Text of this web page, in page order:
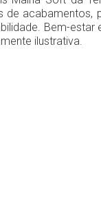
Bem-
ilustrativa.